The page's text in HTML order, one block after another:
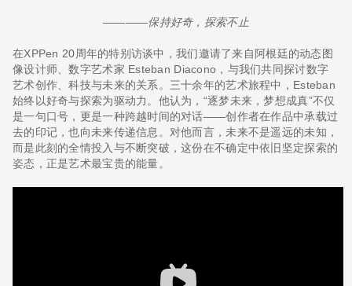
————保持好奇，探索不止
在XPPen 20周年的特别访谈中，我们邀请了来自阿根廷的动态图
像设计师、数字艺术家 Esteban Diacono，与我们共同探讨数字
艺术创作、科技与未来的关系。三十余年的艺术旅程中，Esteban
始终以好奇与探索为驱动力。他认为，“逐梦未来，梦想成真”不仅
是一句口号，更是一种跨越时间的对话——创作者在作品中承载过
去的印记，也向未来传递信息。对他而言，未来不是遥远的未知，
而是此刻的全情投入与不断突破，这份在不确定中依旧坚定探索的
姿态，正是艺术最宝贵的能量。